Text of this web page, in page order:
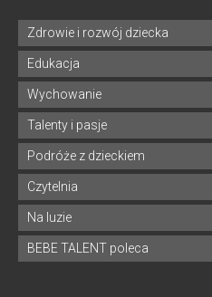
Zdrowie i rozwój dziecka
Edukacja
Wychowanie
Talenty i pasje
Podróże z dzieckiem
Czytelnia
Na luzie
BEBE TALENT poleca